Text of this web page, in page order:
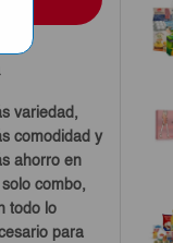
variedad,
comodidad y
ahorro en
combo,
todo lo
para